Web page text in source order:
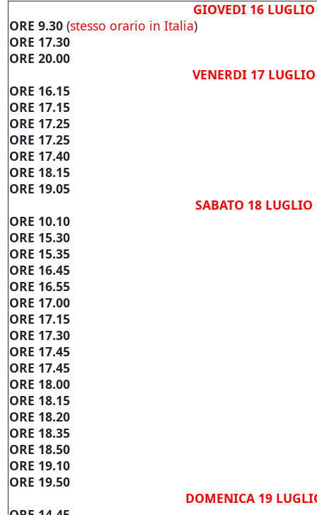
GIOVEDI 16 LUGLIO
ORE 9.30 (stesso orario in Italia)
ORE 17.30
ORE 20.00
VENERDI 17 LUGLIO
ORE 16.15
ORE 17.15
ORE 17.25
ORE 17.25
ORE 17.40
ORE 18.15
ORE 19.05
SABATO 18 LUGLIO
ORE 10.10
ORE 15.30
ORE 15.35
ORE 16.45
ORE 16.55
ORE 17.00
ORE 17.15
ORE 17.30
ORE 17.45
ORE 17.45
ORE 18.00
ORE 18.15
ORE 18.20
ORE 18.35
ORE 18.50
ORE 19.10
ORE 19.50
DOMENICA 19